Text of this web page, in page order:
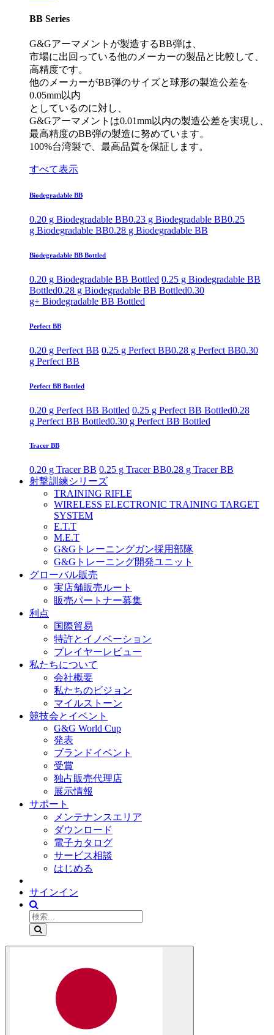
BB Series
G&Gアーマメントが製造するBB弾は、
市場に出回っている他のメーカーの製品と比較して、
高精度です。
他のメーカーがBB弾のサイズと球形の製造公差を
0.05mm以内
としているのに対し、
G&Gアーマメントは0.01mm以内の製造公差を実現し、
最高精度のBB弾の製造に努めています。
100%台湾製で、最高品質を保証します。
すべて表示
Biodegradable BB
0.20 g Biodegradable BB0.23 g Biodegradable BB0.25
g Biodegradable BB0.28 g Biodegradable BB
Biodegradable BB Bottled
0.20 g Biodegradable BB Bottled 0.25 g Biodegradable BB
Bottled0.28 g Biodegradable BB Bottled0.30
g+ Biodegradable BB Bottled
Perfect BB
0.20 g Perfect BB 0.25 g Perfect BB0.28 g Perfect BB0.30
g Perfect BB
Perfect BB Bottled
0.20 g Perfect BB Bottled 0.25 g Perfect BB Bottled0.28
g Perfect BB Bottled0.30 g Perfect BB Bottled
Tracer BB
0.20 g Tracer BB 0.25 g Tracer BB0.28 g Tracer BB
射撃訓練シリーズ
TRAINING RIFLE
WIRELESS ELECTRONIC TRAINING TARGET
SYSTEM
E.T.T
M.E.T
G&Gトレーニングガン採用部隊
G&Gトレーニング開発ユニット
グローバル販売
実店舗販売ルート
販売パートナー募集
利点
国際貿易
特許とイノベーション
プレイヤーレビュー
私たちについて
会社概要
私たちのビジョン
マイルストーン
競技会とイベント
G&G World Cup
発表
ブランドイベント
受賞
独占販売代理店
展示情報
サポート
メンテナンスエリア
ダウンロード
電子カタログ
サービス相談
はじめる
サインイン